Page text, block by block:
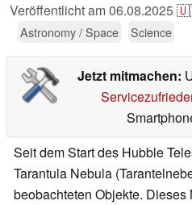
Veröffentlicht am06.08.2025
Astronomy / Space Science
Jetzt mitmachen:
Seit dem Start des Hubble
Tarantula Nebula
beobachteten Objekte.